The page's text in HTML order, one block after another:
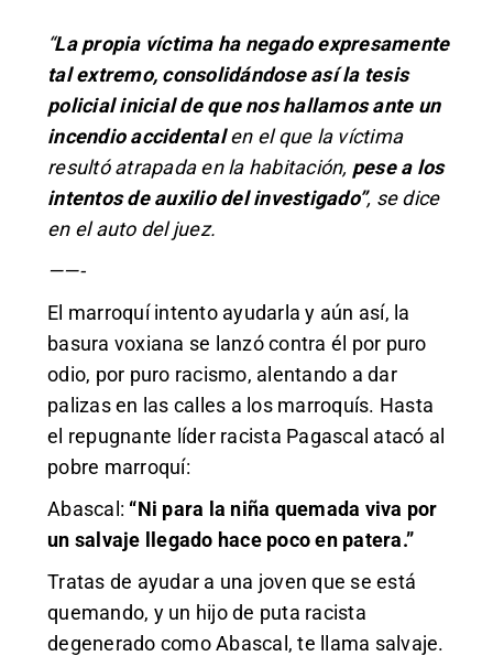
“La propia víctima ha negado expresamente
tal extremo, consolidándose así la tesis
policial inicial de que nos hallamos ante un
incendio accidentalen el que la víctima
resultó atrapada en la habitación, pese a los
intentos de auxilio del investigado”, se dice
en el auto del juez.
——-
El marroquí intento ayudarla y aún así, la
basura voxiana se lanzó contra él por puro
odio, por puro racismo, alentando a dar
palizas en las calles a los marroquís. Hasta
el repugnante líder racista Pagascal atacó al
pobre marroquí:
Abascal: “Ni para la niña quemada viva por
un salvaje llegado hace poco en patera.”
Tratas de ayudar a una joven que se está
quemando, y un hijo de puta racista
degenerado como Abascal, te llama salvaje.